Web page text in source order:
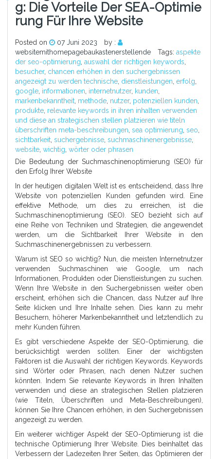
G: Die Vorteile Der SEA-Optimie
Rung Für Ihre Website
Posted on 07 Juni 2023
by :
websitemithomepagebaukastenerstellende
Tags: aspekte
der seo-optimierung auswahl der richtigen keywords
besucher, chancen erhöhen in den suchergebnissen
angezeigt zu werden technische dienstleistungen erfolg
google informationen internetnutzer, kunden
markenbekanntheit methode nutzer, potenziellen kunden
produkte relevante keywords in ihren inhalten verwenden
und diese an strategischen stellen platzieren wie titeln
überschriften meta-beschreibungen sea optimierung seo
sichtbarkeit suchergebnisse suchmaschinenergebnisse
website wichtig wörter oder phrasen
Die Bedeutung der Suchmaschinenoptimierung (SEO) für
den Erfolg Ihrer Website
In der heutigen digitalen Welt ist es entscheidend, dass Ihre
Website von potenziellen Kunden gefunden wird. Eine
effektive Methode, um dies zu erreichen, ist die
Suchmaschinenoptimierung (SEO). SEO bezieht sich auf
eine Reihe von Techniken und Strategien, die angewendet
werden, um die Sichtbarkeit Ihrer Website in den
Suchmaschinenergebnissen zu verbessern.
Warum ist SEO so wichtig? Nun, die meisten Internetnutzer
verwenden Suchmaschinen wie Google, um nach
Informationen, Produkten oder Dienstleistungen zu suchen.
Wenn Ihre Website in den Suchergebnissen weiter oben
erscheint, erhöhen sich die Chancen, dass Nutzer auf Ihre
Seite klicken und Ihre Inhalte sehen. Dies kann zu mehr
Besuchern, höherer Markenbekanntheit und letztendlich zu
mehr Kunden führen.
Es gibt verschiedene Aspekte der SEO-Optimierung, die
berücksichtigt werden sollten. Einer der wichtigsten
Faktoren ist die Auswahl der richtigen Keywords. Keywords
sind Wörter oder Phrasen, nach denen Nutzer suchen
könnten. Indem Sie relevante Keywords in Ihren Inhalten
verwenden und diese an strategischen Stellen platzieren
(wie Titeln, Überschriften und Meta-Beschreibungen),
können Sie Ihre Chancen erhöhen, in den Suchergebnissen
angezeigt zu werden.
Ein weiterer wichtiger Aspekt der SEO-Optimierung ist die
technische Optimierung Ihrer Website. Dies beinhaltet das
Verbessern der Ladezeiten Ihrer Seiten, das Optimieren der